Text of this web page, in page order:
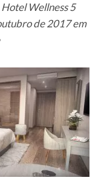
Hotel Wellness 5
de 2017 em